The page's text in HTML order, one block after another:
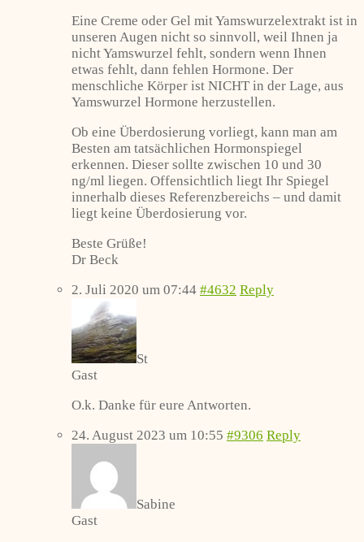
Eine Creme oder Gel mit Yamswurzelextrakt ist in
unseren Augen nicht so sinnvoll, weil Ihnen ja
nicht Yamswurzel fehlt, sondern wenn Ihnen
etwas fehlt, dann fehlen Hormone. Der
menschliche Körper ist NICHT in der Lage, aus
Yamswurzel Hormone herzustellen.
Ob eine Überdosierung vorliegt, kann man am
Besten am tatsächlichen Hormonspiegel
erkennen. Dieser sollte zwischen 10 und 30
ng/ml liegen. Offensichtlich liegt Ihr Spiegel
innerhalb dieses Referenzbereichs – und damit
liegt keine Überdosierung vor.
Beste Grüße!
Dr Beck
2. Juli 2020 um 07:44 #4632 Reply
St
Gast
O.k. Danke für eure Antworten.
24. August 2023 um 10:55 #9306 Reply
Sabine
Gast